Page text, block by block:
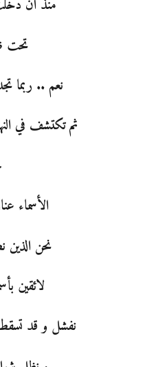
منذ أن
تحت
نعم .. ربما
ثم تكتشف في
الأسماء
نحن
لائقين
نفشل و قد